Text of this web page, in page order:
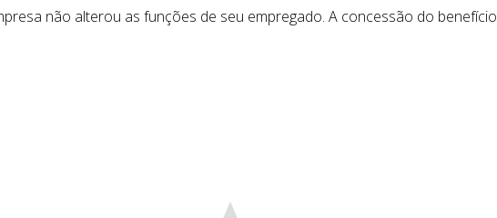
não alterou as funções de seu empregado. A concessão do